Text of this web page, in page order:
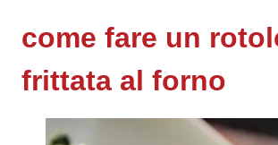
come fare un
frittata al forno